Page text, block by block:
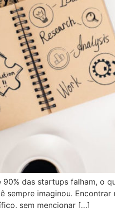
90% das startups falham, o
sempre imaginou.
sem mencionar […]